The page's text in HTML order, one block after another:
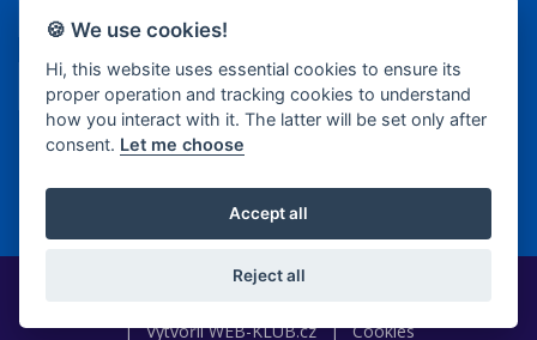
info@bkopava.cz
www.bkopava.cz
| VytvořilWEB-KLUB.cz | Cookies
🍪 We use cookies!
Hi, this website uses essential cookies to ensure its
proper operation and tracking cookies to understand
how you interact with it. The latter will be set only after
consent. Let me choose
Accept all
Reject all